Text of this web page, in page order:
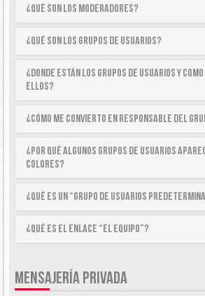
¿Qué son los Moderadores?
¿Qué son los Grupos de Usuarios?
¿Donde están los Grupos de Usuarios y
ellos?
¿Cómo me convierto en Responsable del
¿Por qué algunos Grupos de Usuarios
colores?
¿Qué es un “Grupo de Usuarios
¿Qué es el enlace “El equipo”?
MENSAJERÍA PRIVADA